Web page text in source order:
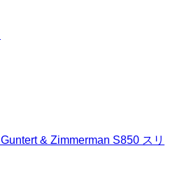
Guntert & Zimmerman S850 スリ